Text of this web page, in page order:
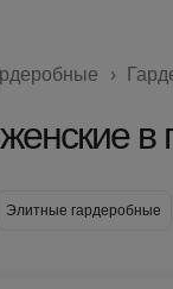
Элитные гардеробные